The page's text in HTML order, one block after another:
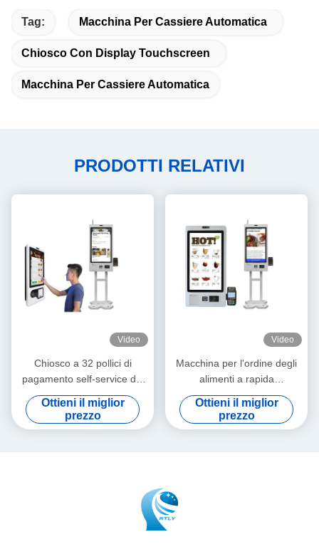
Tag: Macchina Per Cassiere Automatica
Chiosco Con Display Touchscreen
Macchina Per Cassiere Automatica
PRODOTTI RELATIVI
Video
Chiosco a 32 pollici di
pagamento self-service del
supporto da pavimento della
macchina del cassiere di
auto
Ottieni il miglior
prezzo
Video
Macchina per l'ordine degli
alimenti a rapida
preparazione dei sistemi di
posizione della macchina del
cassiere automatico da 32
Ottieni il miglior
prezzo